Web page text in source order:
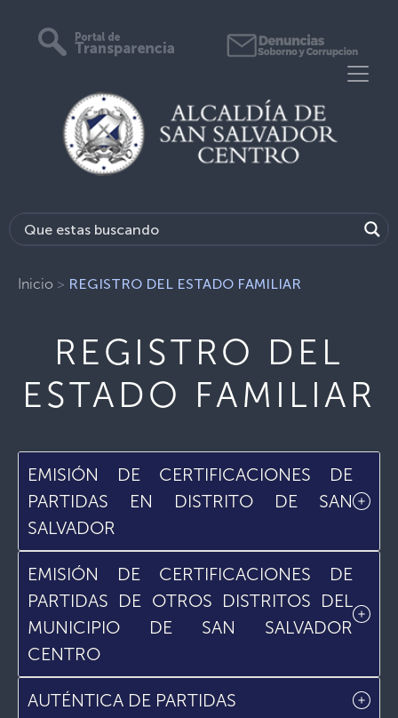
Inicio > REGISTRO DEL ESTADO FAMILIAR
REGISTRO DEL
ESTADO FAMILIAR
EMISIÓN DE CERTIFICACIONES DE
PARTIDAS EN DISTRITO DE SAN
SALVADOR
EMISIÓN DE CERTIFICACIONES DE
PARTIDAS DE OTROS DISTRITOS DEL
MUNICIPIO DE SAN SALVADOR
CENTRO
AUTÉNTICA DE PARTIDAS